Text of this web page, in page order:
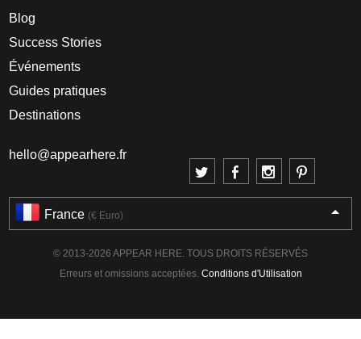
Blog
Success Stories
Événements
Guides pratiques
Destinations
hello@appearhere.fr
France (€ Euro)
© 2013-2026 APPEAR HERE. TOUS DROITS RÉSERVÉS
Erreurs et omissions acceptées. Conditions d'Utilisation